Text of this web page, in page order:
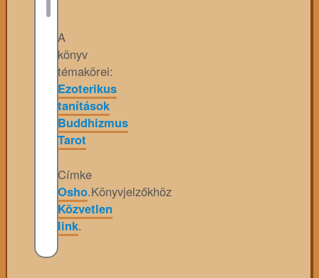
A
könyv
témakörei:
Ezoterikus
tanítások
Buddhizmus
Tarot
Címke
Osho.Könyvjelzőkhöz
Közvetlen
link.